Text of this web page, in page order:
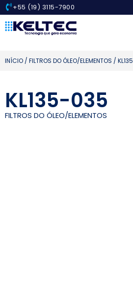
+55 (19) 3115-7900
INÍCIO / FILTROS DO ÓLEO/ELEMENTOS /
KL135-035
FILTROS DO ÓLEO/ELEMENTOS